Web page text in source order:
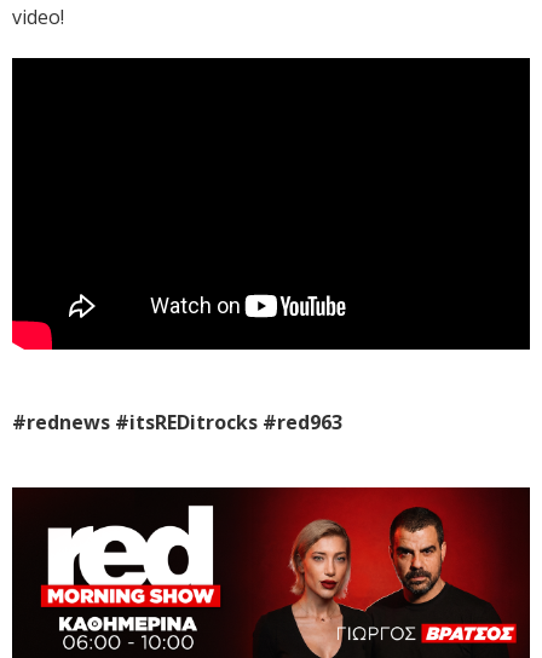
video!
#rednews #itsREDitrocks #red963